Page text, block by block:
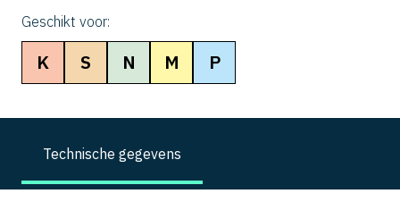
Geschikt voor:
K S N M P
Technische gegevens